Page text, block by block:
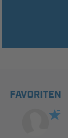
FAVORITEN